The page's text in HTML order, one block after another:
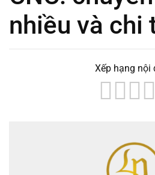
nhiều và chi
Xếp hạng nội